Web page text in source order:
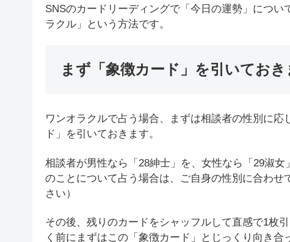
SNSのカードリーディングで「今日の運勢」につ
ラクル」という方法です。
まず「象徴カード」を引いておき
ワンオラクルで占う場合、まずは相談者の性別に応
ド」を引いておきます。
相談者が男性なら「28紳士」を、女性なら「29淑
のことについて占う場合は、ご自身の性別に合わせ
さい）
その後、残りのカードをシャッフルして直感で1枚引
く前にまずはこの「象徴カード」とじっくり向き合